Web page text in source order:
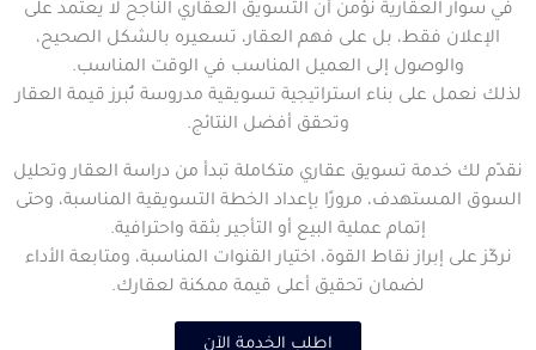
في سوار العقارية نؤمن أن التسويق العقاري الناجح لا يعتمد على
الإعلان فقط، بل على فهم العقار، تسعيره بالشكل الصحيح،
والوصول إلى العميل المناسب في الوقت المناسب.
لذلك نعمل على بناء استراتيجية تسويقية مدروسة تُبرز قيمة العقار
وتحقق أفضل النتائج.
نقدّم لك خدمة تسويق عقاري متكاملة تبدأ من دراسة العقار وتحليل
السوق المستهدف، مرورًا بإعداد الخطة التسويقية المناسبة، وحتى
إتمام عملية البيع أو التأجير بثقة واحترافية.
نركّز على إبراز نقاط القوة، اختيار القنوات المناسبة، ومتابعة الأداء
لضمان تحقيق أعلى قيمة ممكنة لعقارك.
اطلب الخدمة الآن